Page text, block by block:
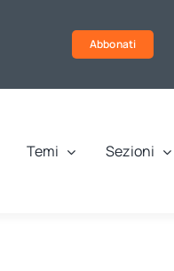
Abbonati
Temi Sezioni